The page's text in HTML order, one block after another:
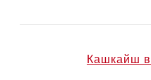
Кашкайш